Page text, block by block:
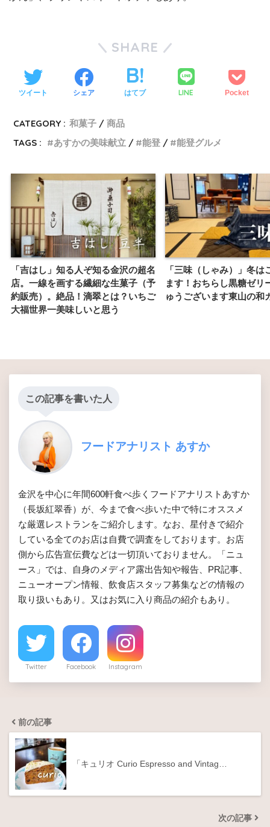
SHARE
ツイート シェア はてブ LINE Pocket
CATEGORY : 和菓子
商品
TAGS :
あすかの美味献立 能登 能登グルメ
「吉はし」知る人ぞ知る金沢の超名
店。一線を画する繊細な生菓子（予
約販売）。絶品！滴翠とは？いちご
大福世界一美味しいと思う
「三味（しゃみ）」冬は
ます！おちらし黒糖ゼリ
ゅうございます東山の和
この記事を書いた人
フードアナリスト あすか
金沢を中心に年間600軒食べ歩くフードアナリストあすか
（長坂紅翠香）が、今まで食べ歩いた中で特にオススメ
な厳選レストランをご紹介します。なお、星付きで紹介
している全てのお店は自費で調査をしております。お店
側から広告宣伝費などは一切頂いておりません。「ニュ
ース」では、自身のメディア露出告知や報告、PR記事、
ニューオープン情報、飲食店スタッフ募集などの情報の
取り扱いもあり。又はお気に入り商品の紹介もあり。
Twitter Facebook Instagram
前の記事
「キュリオ Curio Espresso and Vintag…
次の記事